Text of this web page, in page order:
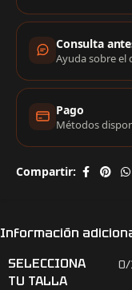
Consulta
Ayuda sobre el
Pago
Métodos
Compartir:
Información
SELECCIONA
TU TALLA
0/